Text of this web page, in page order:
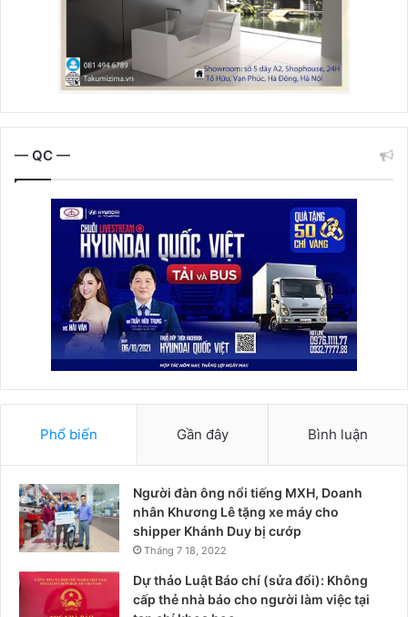
— QC —
Phổ biến Gần đây Bình luận
Người đàn ông nổi tiếng MXH, Doanh
nhân Khương Lê tặng xe máy cho
shipper Khánh Duy bị cướp
Tháng 7 18, 2022
Dự thảo Luật Báo chí (sửa đổi): Không
cấp thẻ nhà báo cho người làm việc tại